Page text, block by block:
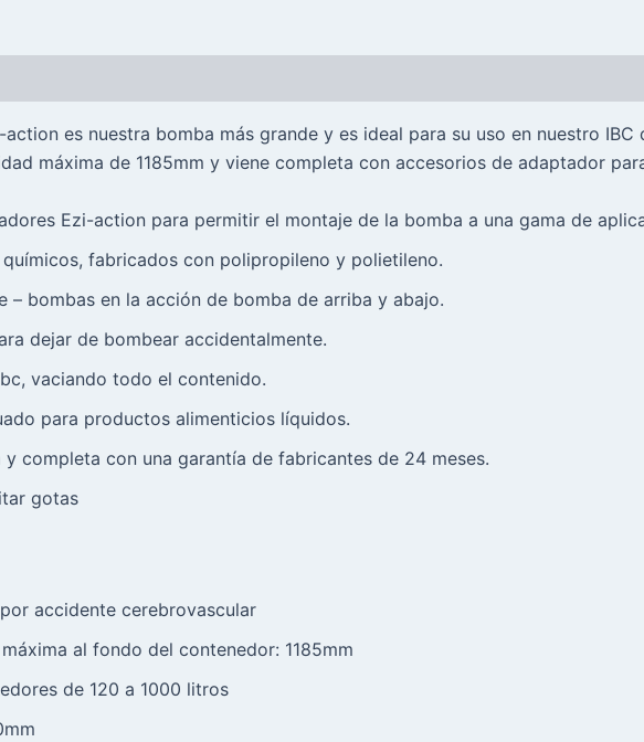
es nuestra bomba más grande y es ideal para su uso en nuestro
máxima de 1185mm y viene completa con accesorios de adaptador
Ezi-action para permitir el montaje de la bomba a una gama de
fabricados con polipropileno y polietileno.
– bombas en la acción de bomba de arriba y abajo.
dejar de bombear accidentalmente.
vaciando todo el contenido.
para productos alimenticios líquidos.
completa con una garantía de fabricantes de 24 meses.
gotas
accidente cerebrovascular
al fondo del contenedor: 1185mm
de 120 a 1000 litros